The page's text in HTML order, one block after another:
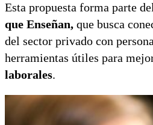
Esta propuesta forma parte
que Enseñan, que busca
del sector privado con
herramientas útiles para
laborales.